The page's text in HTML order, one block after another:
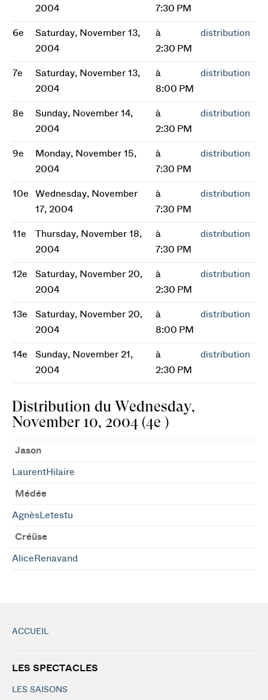
2004
7:30 PM
6e
Saturday, November 13,
2004
à
2:30 PM
distribution
7e
Saturday, November 13,
2004
à
8:00 PM
distribution
8e
Sunday, November 14,
2004
à
2:30 PM
distribution
9e
Monday, November 15,
2004
à
7:30 PM
distribution
10e
Wednesday, November
17, 2004
à
7:30 PM
distribution
11e
Thursday, November 18,
2004
à
7:30 PM
distribution
12e
Saturday, November 20,
2004
à
2:30 PM
distribution
13e
Saturday, November 20,
2004
à
8:00 PM
distribution
14e
Sunday, November 21,
2004
à
2:30 PM
distribution
Distribution du Wednesday,
November 10, 2004 (4e )
Jason
LaurentHilaire
Médée
AgnèsLetestu
Créüse
AliceRenavand
ACCUEIL
LES SPECTACLES
LES SAISONS